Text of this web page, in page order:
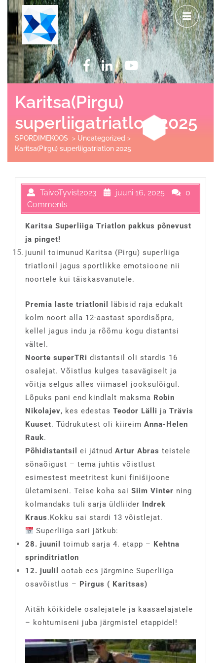
Karitsa(Pirgu)
superliigatriatlon 2025
SPORDIMEKOOS > Uncategorized >
Karitsa(Pirgu) superliigatriatlon 2025
TaivoTyvist2023 juuni 16, 2025
0
Comments
Karitsa Superliiga Triatlon pakkus põnevust
ja pinget!
juunil toimunud Karitsa (Pirgu) superliiga
triatlonil jagus sportlikke emotsioone nii
noortele kui täiskasvanutele.
Premia laste triatlonil
läbisid raja edukalt
kolm noort alla 12-aastast spordisõpra,
kellel jagus indu ja rõõmu kogu distantsi
vältel.
Noorte superTRi distantsil oli stardis 16
osalejat. Võistlus kulges tasavägiselt ja
võitja selgus alles viimasel jooksulõigul.
Lõpuks pani end kindlalt maksma Robin
Nikolajev, kes edestas Teodor Lälli ja Trävis
Kuuset. Tüdrukutest oli kiireim Anna-Helen
Rauk.
Põhidistantsil
ei jätnud Artur Abras teistele
sõnaõigust – tema juhtis võistlust
esimestest meetritest kuni finišijoone
ületamiseni. Teise koha sai Siim Vinter ning
kolmandaks tuli sarja üldliider
Indrek
Kraus.Kokku sai stardi 13 võistlejat.
Superliiga sari jätkub:
28. juunil
toimub sarja 4. etapp – Kehtna
sprinditriatlon
12. juulil
ootab ees järgmine Superliiga
osavõistlus – Pirgus ( Karitsas)
Aitäh kõikidele osalejatele ja kaasaelajatele
– kohtumiseni juba järgmistel etappidel!